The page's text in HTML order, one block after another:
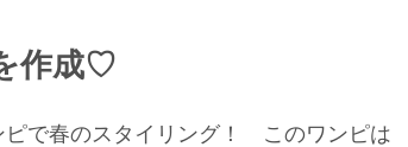
作成♡
ピで春のスタイリング！ このワンピは